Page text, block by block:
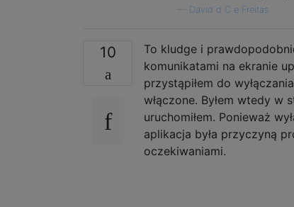
David d C e Freitas
10
To kludge i
komunikatami na ekranie
przystąpiłem do
włączone. Byłem wtedy w
uruchomiłem. Ponieważ
aplikacja była przyczyną
oczekiwaniami.